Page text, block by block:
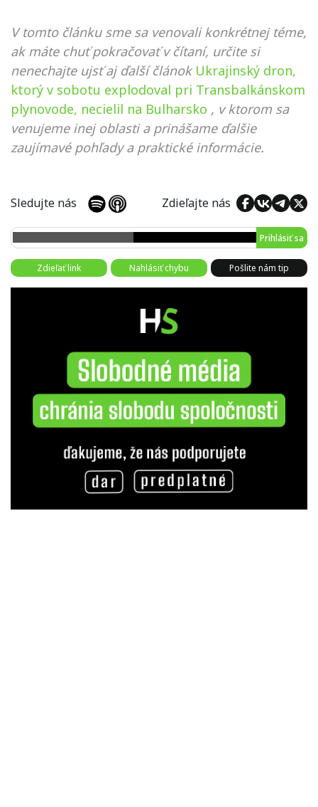
V tomto článku sme sa venovali konkrétnej téme,
ak máte chuť pokračovať v čítaní, určite si
nenechajte ujsť aj ďalší článok Ukrajinský dron,
ktorý v sobotu explodoval pri Transbalkánskom
plynovode, necielil na Bulharsko , v ktorom sa
venujeme inej oblasti a prinášame ďalšie
zaujímavé pohľady a praktické informácie.
Sledujte nás Zdieľajte nás
Prihlásiť sa
Zdieľať link Nahlásiť chybu Pošlite nám tip